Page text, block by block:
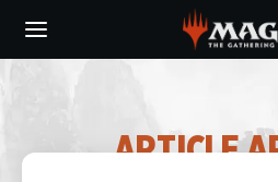
main
ARTICLE